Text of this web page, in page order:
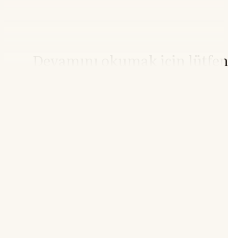
Devamını okumak için lütfen